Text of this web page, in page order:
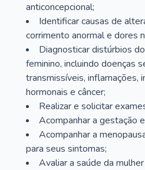
anticoncepcional;
Identificar causas de
corrimento anormal e dores
Diagnosticar distúrbios
feminino, incluindo doenças
transmissíveis, inflamações,
hormonais e câncer;
Realizar e solicitar
Acompanhar a gestação
Acompanhar a
para seus sintomas;
Avaliar a saúde da